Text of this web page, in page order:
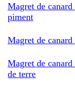
Magret de
piment
Magret de
Magret de canard
de terre